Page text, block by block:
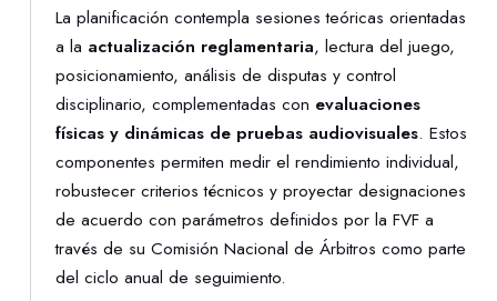
La planificación contempla sesiones teóricas orientadas
a la actualización reglamentaria, lectura del juego,
posicionamiento, análisis de disputas y control
disciplinario, complementadas con evaluaciones
físicas y dinámicas de pruebas audiovisuales. Estos
componentes permiten medir el rendimiento individual,
robustecer criterios técnicos y proyectar designaciones
de acuerdo con parámetros definidos por la FVF a
través de su Comisión Nacional de Árbitros como parte
del ciclo anual de seguimiento.